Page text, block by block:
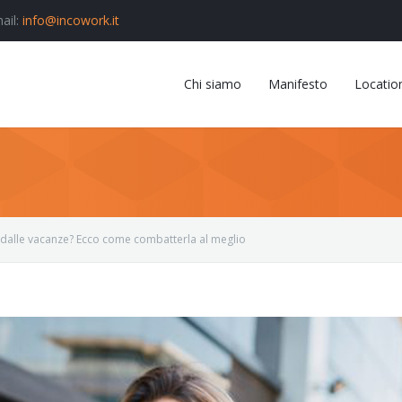
info@incowork.it
Chi siamo Manifesto
vacanze? Ecco come combatterla al meglio